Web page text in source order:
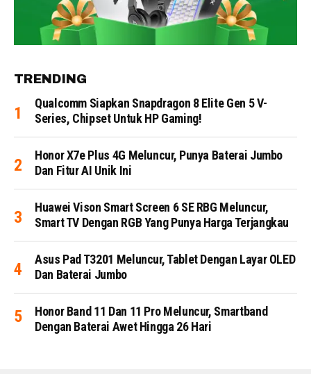
TRENDING
Qualcomm Siapkan Snapdragon 8 Elite Gen 5 V-
Series, Chipset Untuk HP Gaming!
Honor X7e Plus 4G Meluncur, Punya Baterai Jumbo
Dan Fitur AI Unik Ini
Huawei Vison Smart Screen 6 SE RBG Meluncur,
Smart TV Dengan RGB Yang Punya Harga Terjangkau
Asus Pad T3201 Meluncur, Tablet Dengan Layar OLED
Dan Baterai Jumbo
Honor Band 11 Dan 11 Pro Meluncur, Smartband
Dengan Baterai Awet Hingga 26 Hari